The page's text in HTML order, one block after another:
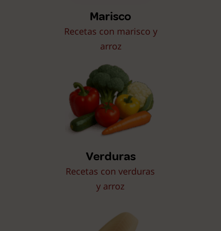
Marisco
Recetas con marisco y
arroz
Verduras
Recetas con verduras
y arroz